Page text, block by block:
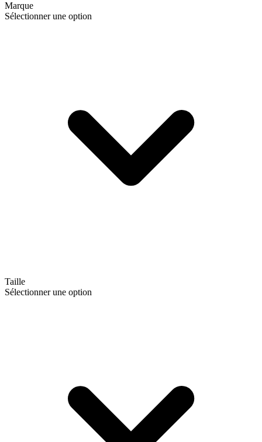
Marque
Sélectionner une option
Taille
Sélectionner une option